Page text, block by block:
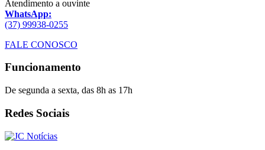
Atendimento a ouvinte
WhatsApp:
(37) 99938-0255
FALE CONOSCO
Funcionamento
De segunda a sexta, das 8h as 17h
Redes Sociais